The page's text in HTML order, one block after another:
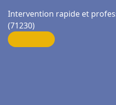
Intervention rapide et
(71230)